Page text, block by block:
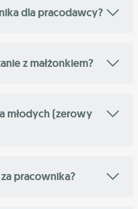
dla pracodawcy?
z małżonkiem?
młodych (zerowy
pracownika?